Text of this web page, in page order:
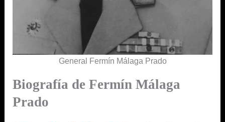
General Fermín Málaga Prado
Biografía de Fermín Málaga
Prado